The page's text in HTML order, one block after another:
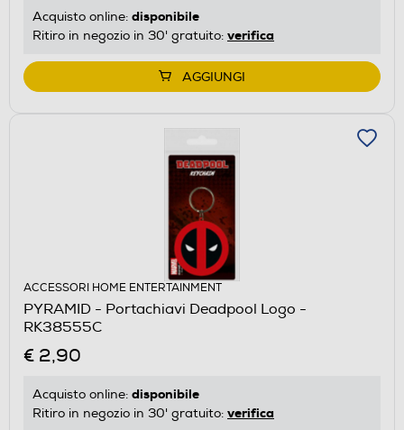
Acquisto online: disponibile
Ritiro in negozio in 30' gratuito: verifica
AGGIUNGI
ACCESSORI HOME ENTERTAINMENT
PYRAMID - Portachiavi Deadpool Logo -
RK38555C
€ 2,90
Acquisto online: disponibile
Ritiro in negozio in 30' gratuito: verifica